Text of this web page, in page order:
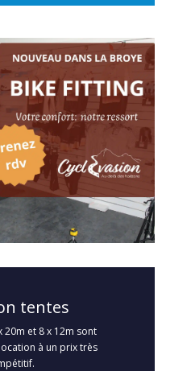
tentes
20m et 8 x 12m sont
à un prix très